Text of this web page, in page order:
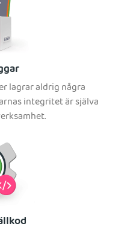
lagrar aldrig några
integritet är själva